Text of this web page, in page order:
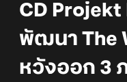
CD Projekt
พัฒนา The
หวังออก 3